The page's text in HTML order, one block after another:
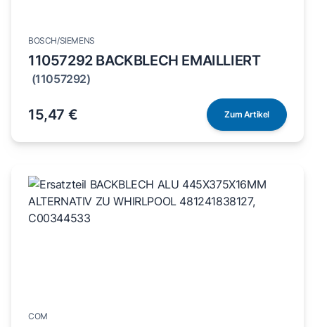
BOSCH/SIEMENS
11057292 BACKBLECH EMAILLIERT
(11057292)
15,47 € Zum Artikel
COM